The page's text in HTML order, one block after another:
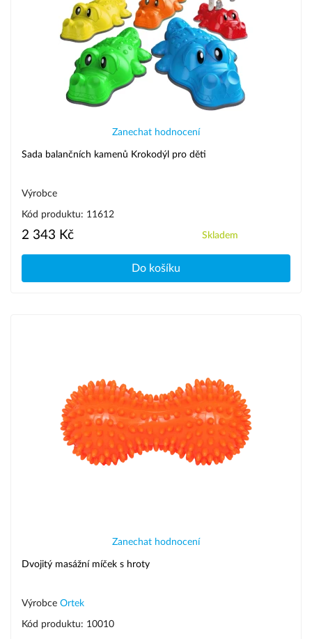
Zanechat hodnocení
Sada balančních kamenů Krokodýl pro děti
Výrobce
Kód produktu: 11612
2 343 Kč Skladem
Do košíku
Zanechat hodnocení
Dvojitý masážní míček s hroty
Výrobce Ortek
Kód produktu: 10010